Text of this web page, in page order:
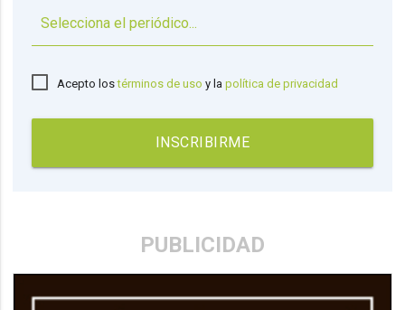
Acepto lostérminos de uso y lapolítica de privacidad
INSCRIBIRME
PUBLICIDAD